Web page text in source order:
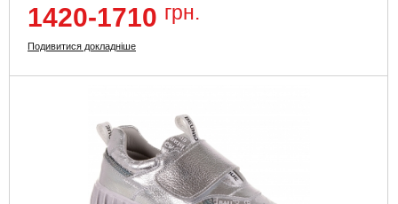
1420-1710 грн.
Подивитися докладніше